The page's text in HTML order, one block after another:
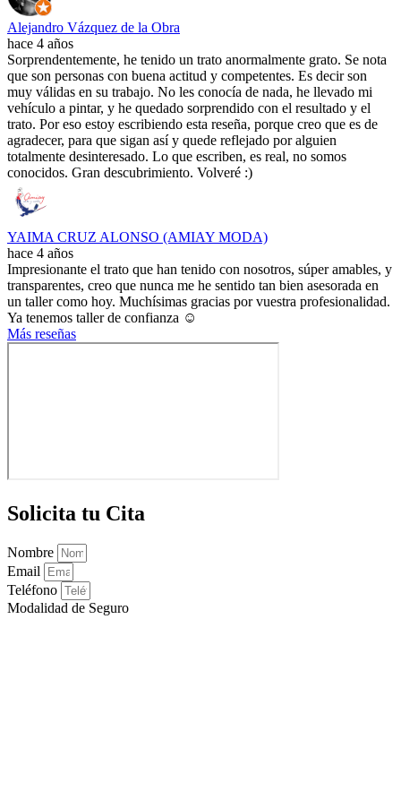
Alejandro Vázquez de la Obra
hace 4 años
Sorprendentemente, he tenido un trato anormalmente grato. Se nota
que son personas con buena actitud y competentes. Es decir son
muy válidas en su trabajo. No les conocía de nada, he llevado mi
vehículo a pintar, y he quedado sorprendido con el resultado y el
trato. Por eso estoy escribiendo esta reseña, porque creo que es de
agradecer, para que sigan así y quede reflejado por alguien
totalmente desinteresado. Lo que escriben, es real, no somos
conocidos. Gran descubrimiento. Volveré :)
YAIMA CRUZ ALONSO (AMIAY MODA)
hace 4 años
Impresionante el trato que han tenido con nosotros, súper amables, y
transparentes, creo que nunca me he sentido tan bien asesorada en
un taller como hoy. Muchísimas gracias por vuestra profesionalidad.
Ya tenemos taller de confianza ☺️
Más reseñas
Solicita tu Cita
Nombre
Email
Teléfono
Modalidad de Seguro